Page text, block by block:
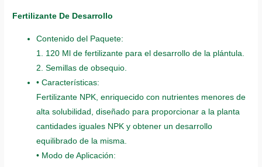
Fertilizante De Desarrollo
Contenido del Paquete:
1. 120 Ml de fertilizante para el desarrollo de la plántula.
2. Semillas de obsequio.
• Características:
Fertilizante NPK, enriquecido con nutrientes menores de
alta solubilidad, diseñado para proporcionar a la planta
cantidades iguales NPK y obtener un desarrollo
equilibrado de la misma.
• Modo de Aplicación: